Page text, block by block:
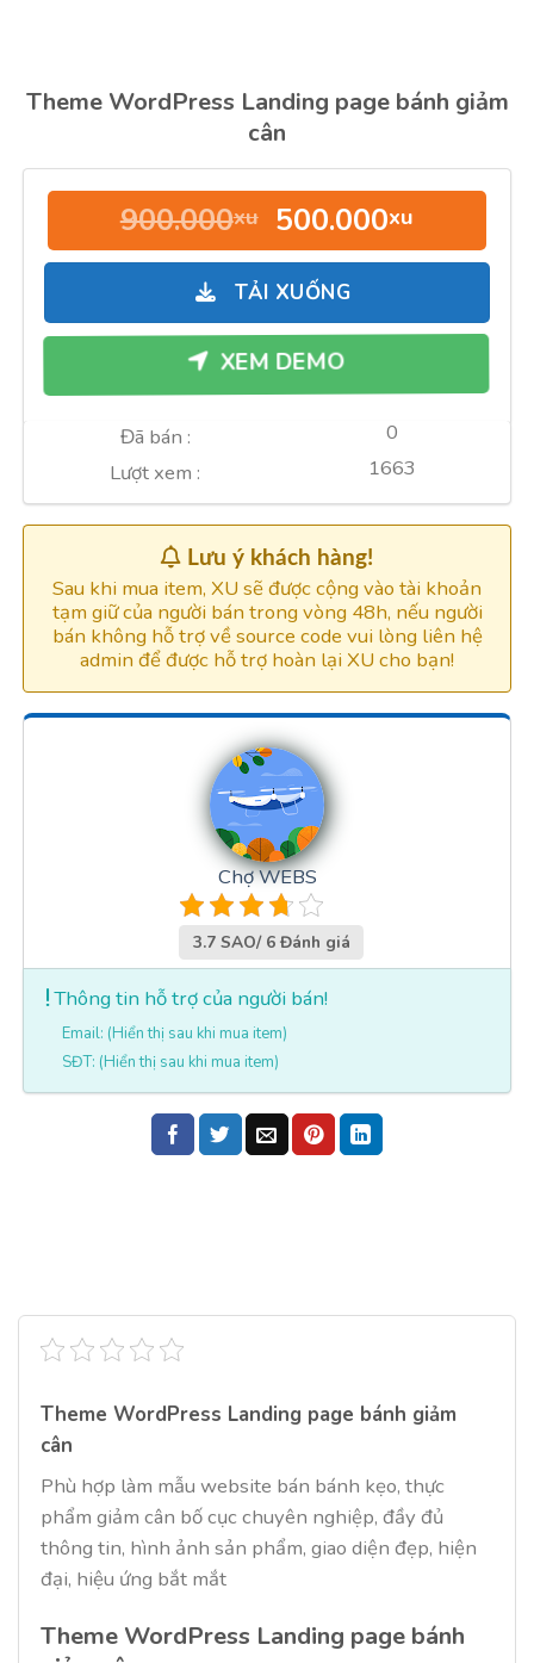
Theme WordPress Landing page bánh giảm
cân
900.000xu Giá
gốc
là:
900.000xu.
500.000xu
hiện
TẢI XUỐNG
XEM DEMO
Đã bán :
0
Lượt xem :
1663
Lưu ý khách hàng!
Sau khi mua item, XU sẽ được cộng vào tài khoản
tạm giữ của người bán trong vòng 48h, nếu người
bán không hỗ trợ về source code vui lòng liên hệ
admin để được hỗ trợ hoàn lại XU cho bạn!
Chợ WEBS
3.7 SAO/ 6 Đánh giá
Thông tin hỗ trợ của người bán!
Email: (Hiển thị sau khi mua item)
SĐT: (Hiển thị sau khi mua item)
Theme WordPress Landing page bánh giảm
cân
Phù hợp làm mẫu website bán bánh kẹo, thực
phẩm giảm cân bố cục chuyên nghiệp, đầy đủ
thông tin, hình ảnh sản phẩm, giao diện đẹp, hiện
đại, hiệu ứng bắt mắt
Theme WordPress Landing page bánh